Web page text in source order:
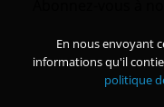
En nous envoyant
informations qu'il
politique